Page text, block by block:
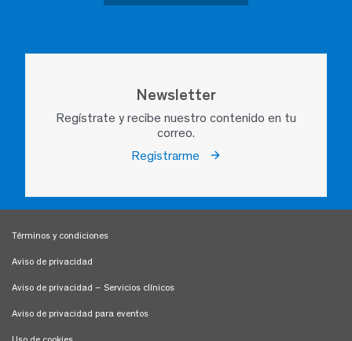
Newsletter
Regístrate y recibe nuestro contenido en tu
correo.
Registrarme
Términos y condiciones
Aviso de privacidad
Aviso de privacidad – Servicios clínicos
Aviso de privacidad para eventos